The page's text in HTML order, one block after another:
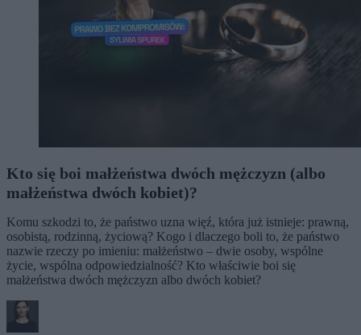
Kto się boi małżeństwa dwóch mężczyzn (albo
małżeństwa dwóch kobiet)?
Komu szkodzi to, że państwo uzna więź, która już istnieje: prawną,
osobistą, rodzinną, życiową? Kogo i dlaczego boli to, że państwo
nazwie rzeczy po imieniu: małżeństwo – dwie osoby, wspólne
życie, wspólna odpowiedzialność? Kto właściwie boi się
małżeństwa dwóch mężczyzn albo dwóch kobiet?